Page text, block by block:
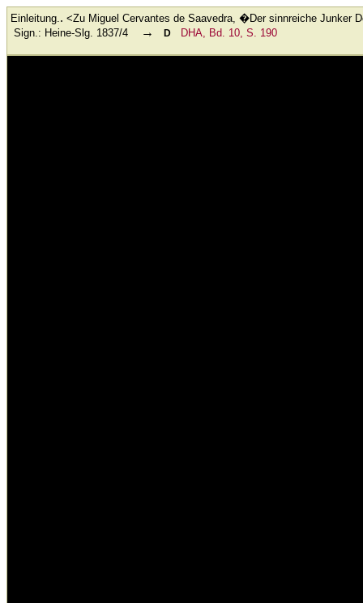
Einleitung.. <Zu Miguel Cervantes de Saavedra, �Der sinnreiche Junker
Sign.: Heine-Slg. 1837/4 → D DHA, Bd. 10, S. 190